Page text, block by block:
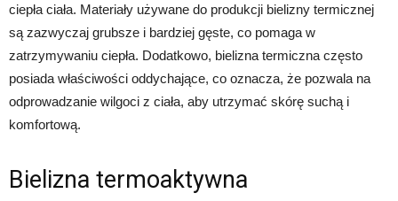
ciepła ciała. Materiały używane do produkcji bielizny termicznej
są zazwyczaj grubsze i bardziej gęste, co pomaga w
zatrzymywaniu ciepła. Dodatkowo, bielizna termiczna często
posiada właściwości oddychające, co oznacza, że ​​pozwala na
odprowadzanie wilgoci z ciała, aby utrzymać skórę suchą i
komfortową.
Bielizna termoaktywna